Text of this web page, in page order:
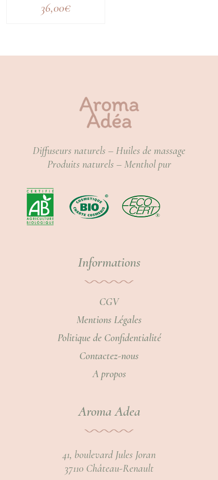
36,00€
Diffuseurs naturels – Huiles de massage
Produits naturels – Menthol pur
Informations
CGV
Mentions Légales
Politique de Confidentialité
Contactez-nous
A propos
Aroma Adea
41, boulevard Jules Joran
37110 Château-Renault